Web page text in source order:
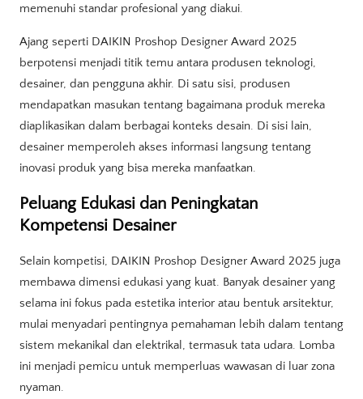
memenuhi standar profesional yang diakui.
Ajang seperti DAIKIN Proshop Designer Award 2025
berpotensi menjadi titik temu antara produsen teknologi,
desainer, dan pengguna akhir. Di satu sisi, produsen
mendapatkan masukan tentang bagaimana produk mereka
diaplikasikan dalam berbagai konteks desain. Di sisi lain,
desainer memperoleh akses informasi langsung tentang
inovasi produk yang bisa mereka manfaatkan.
Peluang Edukasi dan Peningkatan
Kompetensi Desainer
Selain kompetisi, DAIKIN Proshop Designer Award 2025 juga
membawa dimensi edukasi yang kuat. Banyak desainer yang
selama ini fokus pada estetika interior atau bentuk arsitektur,
mulai menyadari pentingnya pemahaman lebih dalam tentang
sistem mekanikal dan elektrikal, termasuk tata udara. Lomba
ini menjadi pemicu untuk memperluas wawasan di luar zona
nyaman.